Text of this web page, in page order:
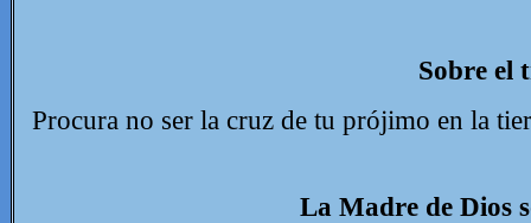
Sobre el
Procura no ser la cruz de tu prójimo en la
La Madre de Dios